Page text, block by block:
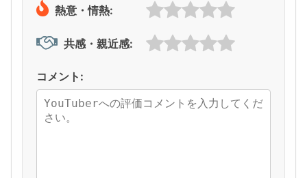
熱意・情熱:
共感・親近感:
コメント: